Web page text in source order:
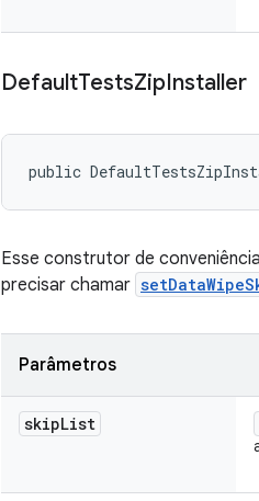
DefaultTestsZipInstaller
public
Esse construtor de
precisar chamar
Parâmetros
skipList